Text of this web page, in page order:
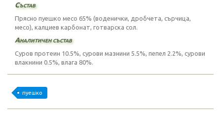
Състав
Прясно пуешко месо 65% (воденички, дробчета, сърчица,
месо), калциев карбонат, готварска сол.
Аналитичен състав
Суров протеин 10.5%, сурови мазнини 5.5%, пепел 2.2%, сурови
влакнини 0.5%, влага 80%.
пуешко